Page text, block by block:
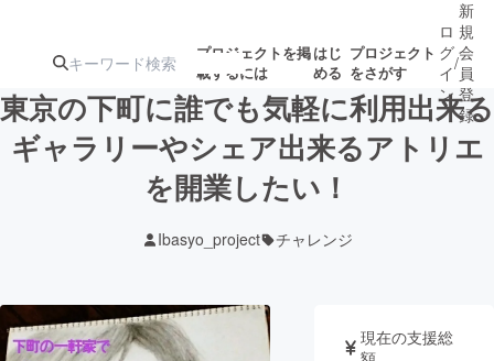
プロジェクトを掲
載するには
はじ
める
プロジェクト
をさがす
注目のリ 注目の新着プロ
ジェクト
募集終了が近いプ
テクノロジー・ガジェット
ロ
グ
イ
ン
/
新
規
会
員
登
録
東京の下町に誰でも気軽に利用出来る
ギャラリーやシェア出来るアトリエ
を開業したい！
Ibasyo_project チャレンジ
現在の支援総